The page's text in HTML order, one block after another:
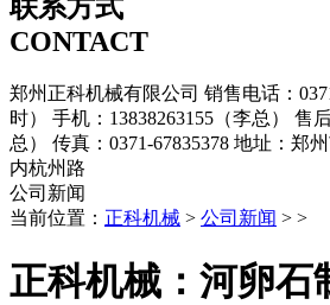
联系方式
CONTACT
郑州正科机械有限公司 销售电话：
时）
手机：13838263155（李总）
售
总）
传真：0371-67835378 地址：郑
内杭州路
公司新闻
当前位置： 正科机械 > 公司新闻 > >
正科机械：河卵石